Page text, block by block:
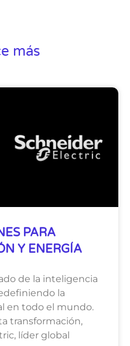
más
PARA
Y ENERGÍA
de la inteligencia
la
en todo el mundo.
transformación,
líder global